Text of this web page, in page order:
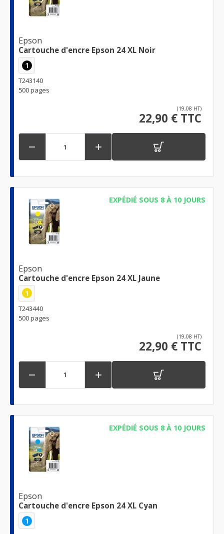
Epson
Cartouche d'encre Epson 24 XL Noir
1
T243140
500 pages
(19,08 HT)
22,90 € TTC
 
EXPÉDIÉ SOUS 8 À 10 JOURS
Epson
Cartouche d'encre Epson 24 XL Jaune
1
T243440
500 pages
(19,08 HT)
22,90 € TTC
 
EXPÉDIÉ SOUS 8 À 10 JOURS
Epson
Cartouche d'encre Epson 24 XL Cyan
1